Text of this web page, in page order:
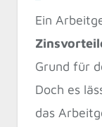
Ein
Grund für
Doch es
das